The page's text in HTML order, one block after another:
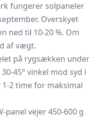
fungerer solpaneler
Overskyet
ned til 10-20 %. Om
af vægt.
på rygsækken under
45° vinkel mod syd i
1-2 time for maksimal
panel vejer 450-600 g